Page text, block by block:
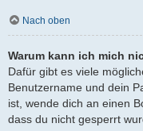
Nach oben
Warum kann ich mich
Dafür gibt es viele
Benutzername und dein
ist, wende dich an einen
dass du nicht gesperrt